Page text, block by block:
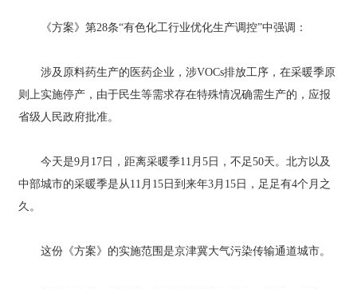
《方案》第28条“有色化工行业优化生产调控”中强调：
涉及原料药生产的医药企业，涉VOCs排放工序，在采暖季原
则上实施停产，由于民生等需求存在特殊情况确需生产的，应报
省级人民政府批准。
今天是9月17日，距离采暖季11月5日，不足50天。北方以及
中部城市的采暖季是从11月15日到来年3月15日，足足有4个月之
久。
这份《方案》的实施范围是京津冀大气污染传输通道城市。